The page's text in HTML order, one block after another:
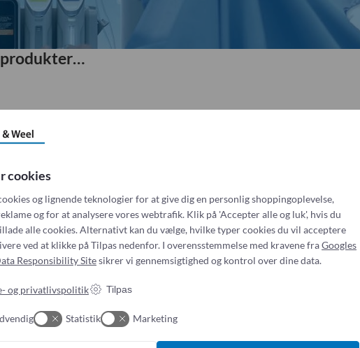
produkter…
cookies
og lignende teknologier for at give dig en personlig shoppingoplevelse,
og for at analysere vores webtrafik. Klik på 'Accepter alle og luk', hvis du
alle cookies. Alternativt kan du vælge, hvilke typer cookies du vil acceptere
ved at klikke på Tilpas nedenfor. I overensstemmelse med kravene fraGoogles
Responsibility Sitesikrer vi gennemsigtighed og kontrol over dine data.
og privatlivspolitik Tilpas
Statistik Marketing